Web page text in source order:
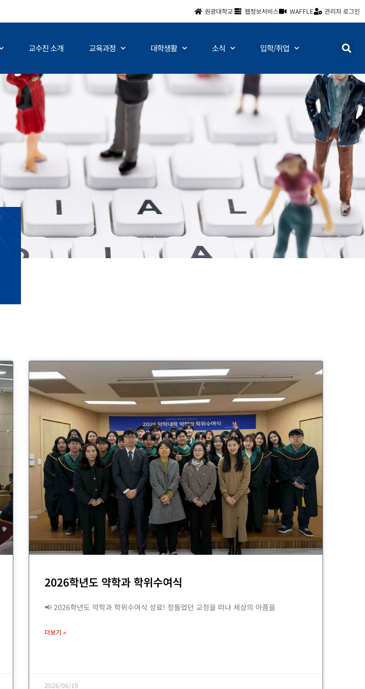
원광대학교 웹정보서비스 WAFFLE 관리자 로그인
교수진 소개 교육과정 대학생활 소식 입학/취업
2026학년도 약학과 학위수여식
📢 2026학년도 약학과 학위수여식 성료! 정들었던 교정을 떠나 세상의 아픔을
더보기 »
2026/06/19
P
a
g
a
g
e